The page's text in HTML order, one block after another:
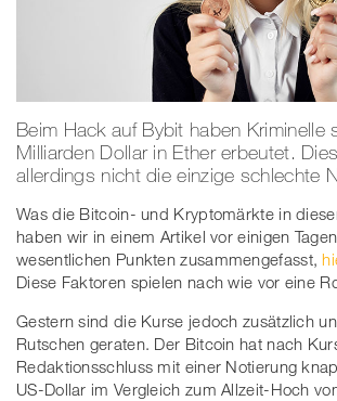
Beim Hack auf Bybit haben Kriminelle
Milliarden Dollar in Ether erbeutet.
allerdings nicht die einzige schlechte
Was die Bitcoin- und Kryptomärkte in
haben wir in einem Artikel vor einigen
wesentlichen Punkten zusammengefasst,
Diese Faktoren spielen nach wie vor eine
Gestern sind die Kurse jedoch zusätzlich
Rutschen geraten. Der Bitcoin hat nach
Redaktionsschluss mit einer Notierung
US-Dollar im Vergleich zum Allzeit-Hoch